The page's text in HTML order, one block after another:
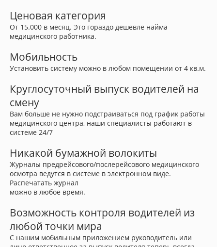
Ценовая категория
От 15.000 в месяц. Это гораздо дешевле найма
медицинского работника.
Мобильность
Установить систему можно в любом помещении от 4 кв.м.
Круглосуточный выпуск водителей на
смену
Вам больше не нужно подстраиваться под график работы
медицинского центра, наши специалисты работают в
системе 24/7
Никакой бумажной волокиты
Журналы предрейсового/послерейсового медицинского
осмотра ведутся в системе в электронном виде.
Распечатать журнал
можно в любое время.
Возможность контроля водителей из
любой точки мира
С нашим мобильным приложением руководитель или